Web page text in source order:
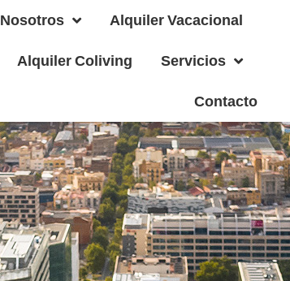
Nosotros Alquiler Vacacional
Alquiler Coliving Servicios
Contacto